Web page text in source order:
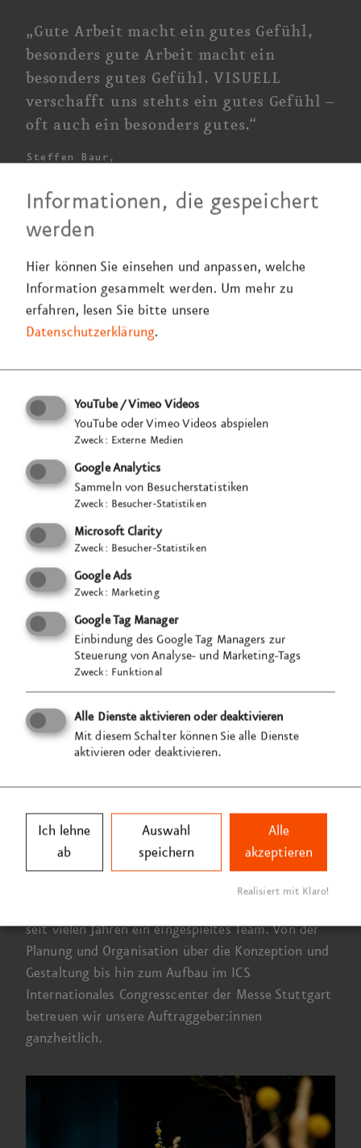
Mobilität der Zukunft findet 2022 statt .
Das Thema: Nachhaltigkeit –eine Strategie und
ihre Folgen. Prominente Vertreter:innen der Auto­
mobil­branche sind hier zu Gast, um über die
und Kontakte zu knüpfen.
Der Kongress ist nach BEST CARS das zweite große
Event, das wir für die MOTOR PRESSE STUTTGART
konzipieren, gestalten und realisieren. Er ist hybrid
angelegt und kann sowohl vor Ort als auch digital
am Bildschirm verfolgt werden. Auf einer Fläche
von
1.200 Quadrat­metern entwickeln wir drei
Bühnen­bereiche: Dialog, Vortrag und Podiums­
diskussion, die das Thema Nach­haltigkeit
architektonisch aufgreifen und die auch in den
kommenden Jahren zum Einsatz kommen.
Wir arbeiten mit unterschiedlichen Licht- und Farb­
die Szenen optisch und emotional voneinander
abzugrenzen und um die Kamera­positionen
abzustimmen. Das Highlight ist eine beleuchtete
fang mit informativen Exponaten zum Earth
Overshoot Day erinnert daran, dass wir unsere Erde
schützen müssen.
seit vielen Jahren ein eingespieltes Team. Von der
Planung und Organisation über die Konzeption und
Gestaltung bis hin zum Aufbau im ICS
Internationales Congress­center der Messe Stuttgart
betreuen wir unsere Auftraggeber:innen
ganzheitlich.
„Gute Arbeit macht ein gutes Gefühl,
besonders gute Arbeit macht ein
besonders gutes Gefühl. VISUELL
verschafft uns stehts ein gutes Gefühl –
oft auch ein besonders gutes.“
Steffen Baur,
Informationen, die gespeichert
werden
Hier können Sie einsehen und anpassen, welche
Information gesammelt werden. Um mehr zu
erfahren, lesen Sie bitte unsere
Datenschutzerklärung.
YouTube / Vimeo Videos
YouTube oder Vimeo Videos abspielen
Zweck: Externe Medien
Google Analytics
Sammeln von Besucherstatistiken
Zweck: Besucher-Statistiken
Microsoft Clarity
Zweck: Besucher-Statistiken
Google Ads
Zweck: Marketing
Google Tag Manager
Einbindung des Google Tag Managers zur
Steuerung von Analyse- und Marketing-Tags
Zweck: Funktional
Alle Dienste aktivieren oder deaktivieren
Mit diesem Schalter können Sie alle Dienste
aktivieren oder deaktivieren.
Ich lehne
ab
Auswahl
speichern
Alle
akzeptieren
Realisiert mit Klaro!